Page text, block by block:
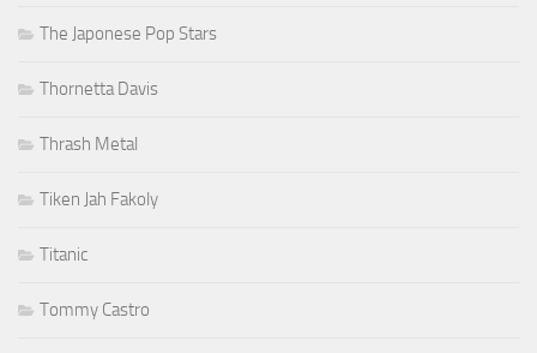
The Japonese Pop Stars
Thornetta Davis
Thrash Metal
Tiken Jah Fakoly
Titanic
Tommy Castro